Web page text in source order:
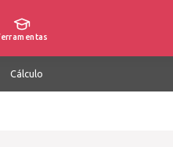
Cálculo